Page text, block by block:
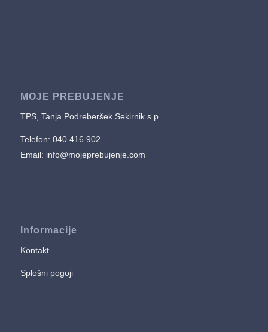
MOJE PREBUJENJE
TPS, Tanja Podreberšek Sekirnik s.p.
Telefon: 040 416 902
Email: info@mojeprebujenje.com
Informacije
Kontakt
Splošni pogoji